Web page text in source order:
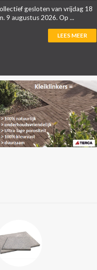
gesloten van vrijdag 18
9 augustus 2026. Op ...
LEES MEER